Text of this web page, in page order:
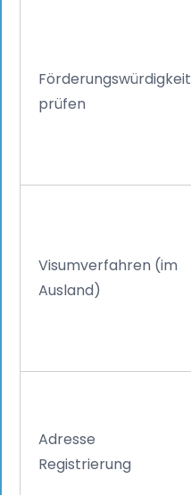
Förderungswürdigkeit
prüfen
Visumverfahren (im
Ausland)
Adresse
Registrierung